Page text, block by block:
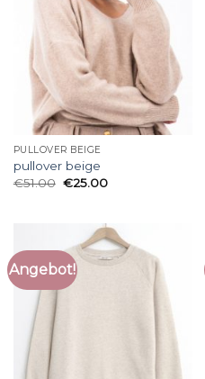
PULLOVER BEIGE
pullover beige
€51.00 €25.00
Angebot!